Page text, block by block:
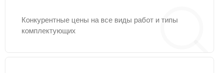
Конкурентные цены на все виды работ и типы
комплектующих